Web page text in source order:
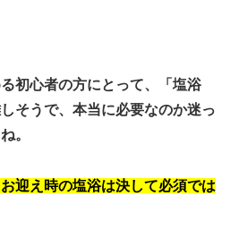
初心者の方にとって、「塩浴
そうで、本当に必要なのか迷っ
。
迎え時の塩浴は決して必須では